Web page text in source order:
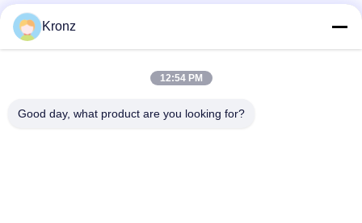
86-020-32981980
Kronz
12:54 PM
Good day, what product are you looking for?